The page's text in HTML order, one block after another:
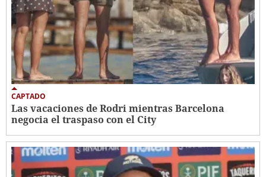
CAPTADO
Las vacaciones de Rodri mientras Barcelona
negocia el traspaso con el City